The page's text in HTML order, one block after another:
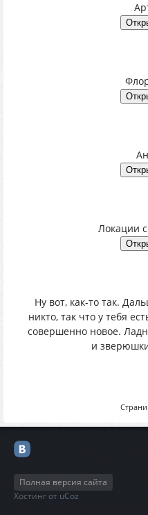
Локации
Ну вот, как-то так.
никто, так что у тебя
совершенно новое.
и
Полная версия сайта
Хостинг от uCoz